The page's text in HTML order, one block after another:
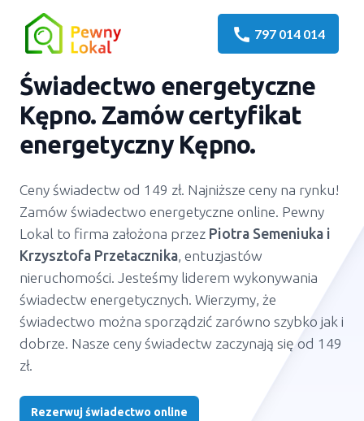
call 797 014 014
Świadectwo energetyczne
Kępno. Zamów certyfikat
energetyczny Kępno.
Ceny świadectw od 149 zł. Najniższe ceny na rynku!
Zamów świadectwo energetyczne online. Pewny
Lokal to firma założona przez Piotra Semeniuka i
Krzysztofa Przetacznika, entuzjastów
nieruchomości. Jesteśmy liderem wykonywania
świadectw energetycznych. Wierzymy, że
świadectwo można sporządzić zarówno szybko jak i
dobrze. Nasze ceny świadectw zaczynają się od 149
zł.
Rezerwuj świadectwo online